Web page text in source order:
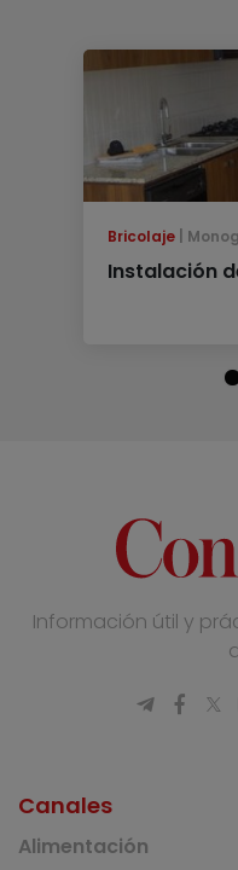
Bricolaje
Instalación
Información útil y
Canales
Alimentación